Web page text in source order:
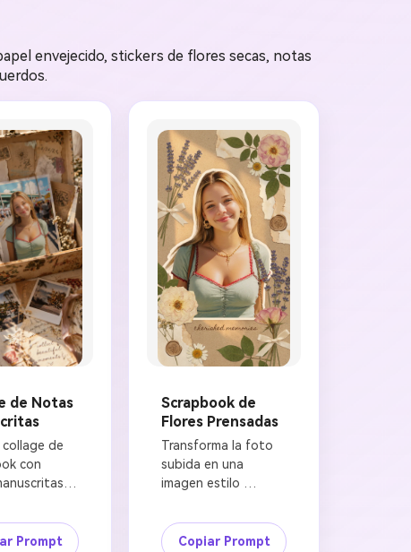
envejecido, stickers de flores secas, notas
de Notas
collage de
con
a
las
Prompt
Scrapbook de
Flores Prensadas
Transforma la foto
subida en una
imagen estilo
prensadas. Preserva
el rostro de la
Copiar Prompt